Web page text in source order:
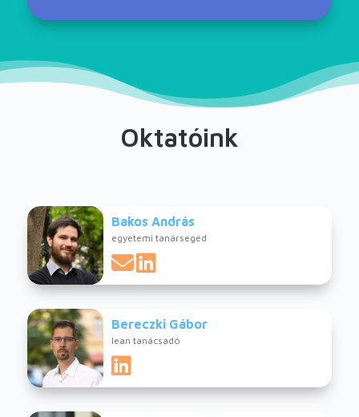
Oktatóink
Bakos András
egyetemi tanársegéd
Bereczki Gábor
lean tanácsadó